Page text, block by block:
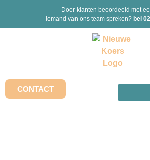
Door klanten beoordeeld met
Iemand van ons team spreken? bel
CONTACT